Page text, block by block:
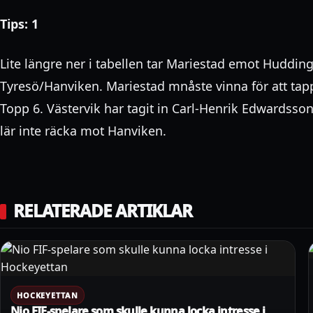
Tips: 1
Lite längre ner i tabellen tar Mariestad emot
Tyresö/Hanviken. Mariestad mnåste vinna för att
Topp 6. Västervik har tagit in Carl-Henrik
lär inte räcka mot Hanviken.
RELATERADE ARTIKLAR
HOCKEYETTAN